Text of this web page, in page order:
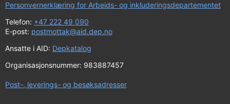
Personvernerklæring for Arbeids- og inkluderingsdepartementet
Telefon: +47 222 49 090
E-post: postmottak@aid.dep.no
Ansatte i AID: Depkatalog
Organisasjonsnummer: 983887457
Post-, leverings- og besøksadresser